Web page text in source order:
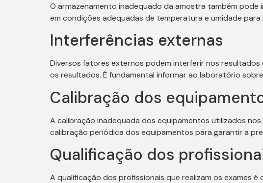
O armazenamento inadequado da amostra também
em condições adequadas de temperatura e umidade
Interferências externas
Diversos fatores externos podem interferir nos
os resultados. É fundamental informar ao laboratório
Calibração dos
A calibração inadequada dos equipamentos utilizados
calibração periódica dos equipamentos para garantir a
Qualificação dos
A qualificação dos profissionais que realizam os exames